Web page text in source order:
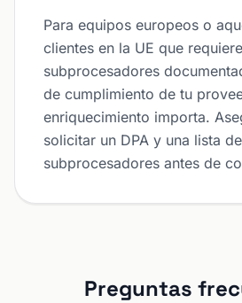
Para equipos europeos o
clientes en la UE que
subprocesadores
de cumplimiento de tu
enriquecimiento importa.
solicitar un DPA y una lista de
subprocesadores antes de
Preguntas